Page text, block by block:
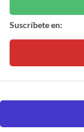
Suscríbete en: